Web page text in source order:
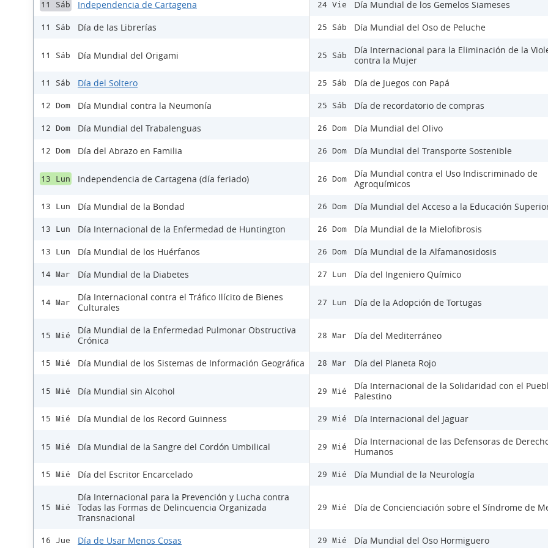
11 Sáb Independencia de Cartagena
11 Sáb Día de las Librerías
11 Sáb Día Mundial del Origami
11 Sáb Día del Soltero
12 Dom Día Mundial contra la Neumonía
12 Dom Día Mundial del Trabalenguas
12 Dom Día del Abrazo en Familia
13 Lun Independencia de Cartagena (día feriado)
13 Lun Día Mundial de la Bondad
13 Lun Día Internacional de la Enfermedad de Huntington
13 Lun Día Mundial de los Huérfanos
14 Mar Día Mundial de la Diabetes
14 Mar
Día Internacional contra el Tráfico Ilícito de Bienes
Culturales
15 Mié
Día Mundial de la Enfermedad Pulmonar Obstructiva
Crónica
15 Mié Día Mundial de los Sistemas de Información Geográfica
15 Mié Día Mundial sin Alcohol
15 Mié Día Mundial de los Record Guinness
15 Mié Día Mundial de la Sangre del Cordón Umbilical
15 Mié Día del Escritor Encarcelado
15 Mié
Día Internacional para la Prevención y Lucha contra
Todas las Formas de Delincuencia Organizada
Transnacional
16 Jue Día de Usar Menos Cosas
24 Vie Día Mundial de los Gemelos Siameses
25 Sáb Día Mundial del Oso de Peluche
25 Sáb
Día Internacional para la Eliminación de la
contra la Mujer
25 Sáb Día de Juegos con Papá
25 Sáb Día de recordatorio de compras
26 Dom Día Mundial del Olivo
26 Dom Día Mundial del Transporte Sostenible
26 Dom
Día Mundial contra el Uso Indiscriminado de
Agroquímicos
26 Dom Día Mundial del Acceso a la Educación
26 Dom Día Mundial de la Mielofibrosis
26 Dom Día Mundial de la Alfamanosidosis
27 Lun Día del Ingeniero Químico
27 Lun Día de la Adopción de Tortugas
28 Mar Día del Mediterráneo
28 Mar Día del Planeta Rojo
29 Mié
Día Internacional de la Solidaridad con el
Palestino
29 Mié Día Internacional del Jaguar
29 Mié
Día Internacional de las Defensoras de
Humanos
29 Mié Día Mundial de la Neurología
29 Mié Día de Concienciación sobre el Síndrome de
29 Mié Día Mundial del Oso Hormiguero